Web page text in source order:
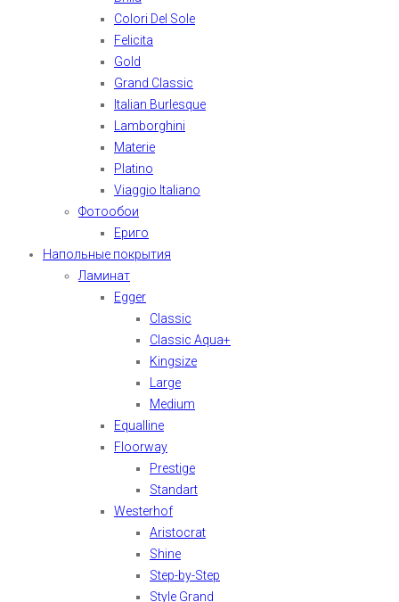
Colori Del Sole
Felicita
Gold
Grand Classic
Italian Burlesque
Lamborghini
Materie
Platino
Viaggio Italiano
Фотообои
Ериго
Напольные покрытия
Ламинат
Egger
Classic
Classic Aqua+
Kingsize
Large
Medium
Equalline
Floorway
Prestige
Standart
Westerhof
Aristocrat
Shine
Step-by-Step
Style Grand